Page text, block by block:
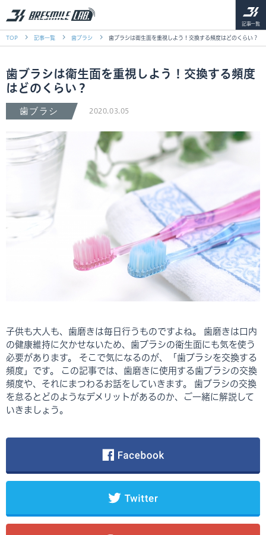
記事一覧
TOP 記事一覧 歯ブラシ 歯ブラシは衛生面を重視しよう！交換する頻度はどのくらい？
歯ブラシは衛生面を重視しよう！交換する頻度
はどのくらい？
歯ブラシ 2020.03.05
子供も大人も、歯磨きは毎日行うものですよね。 歯磨きは口内
の健康維持に欠かせないため、歯ブラシの衛生面にも気を使う
必要があります。 そこで気になるのが、「歯ブラシを交換する
頻度」です。 この記事では、歯磨きに使用する歯ブラシの交換
頻度や、それにまつわるお話をしていきます。 歯ブラシの交換
を怠るとどのようなデメリットがあるのか、ご一緒に解説して
いきましょう。